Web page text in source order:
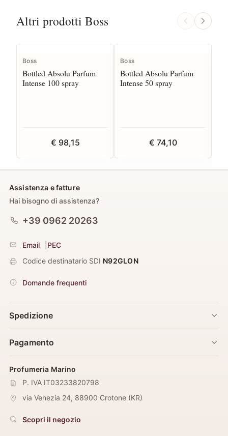
Altri prodotti Boss
Boss
Bottled Absolu Parfum
Intense 100 spray
€ 98,15
Boss
Bottled Absolu Parfum
Intense 50 spray
€ 74,10
Assistenza e fatture
Hai bisogno di assistenza?
+39 0962 20263
Email
PEC
Codice destinatario SDI N92GLON
Domande frequenti
Spedizione
Pagamento
Profumeria Marino
P. IVA IT03233820798
via Venezia 24, 88900 Crotone (KR)
Scopri il negozio